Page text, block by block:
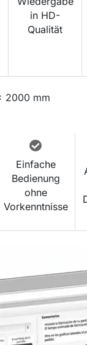
in HD-
Qualität
Einfache
Bedienung
ohne
Vorkenntnisse